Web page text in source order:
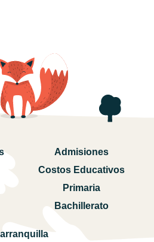
Admisiones
Costos Educativos
Primaria
Bachillerato